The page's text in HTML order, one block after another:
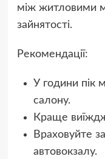
між житловими
зайнятості.
Рекомендації:
У години пік
салону.
Краще
Враховуйте
автовокзалу.